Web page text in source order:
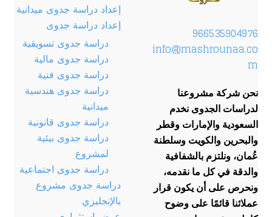
966535904976
info@mashrounaa.co
m
نحن شركة مشروعنا
لدراسات الجدوى نخدم
السعودية والإمارات وقطر
والبحرين والكويت وسلطنة
عُمان، ونلتزم بالشفافية
والدقة في كل ما نقدمه،
ونحرص على أن يكون قرار
عملائنا قائمًا على وضوح
إعداد دراسة جدوى ميدانية
إعداد دراسة جدوى
دراسة جدوى تسويقية
دراسة جدوى مالية
دراسة جدوى فنية
دراسة جدوى هندسية
ميدانية
دراسة جدوى قانونية
دراسة جدوى بيئية
لمشروع
دراسة جدوى اجتماعية
دراسة جدوى مشروع
بالإنجليزي